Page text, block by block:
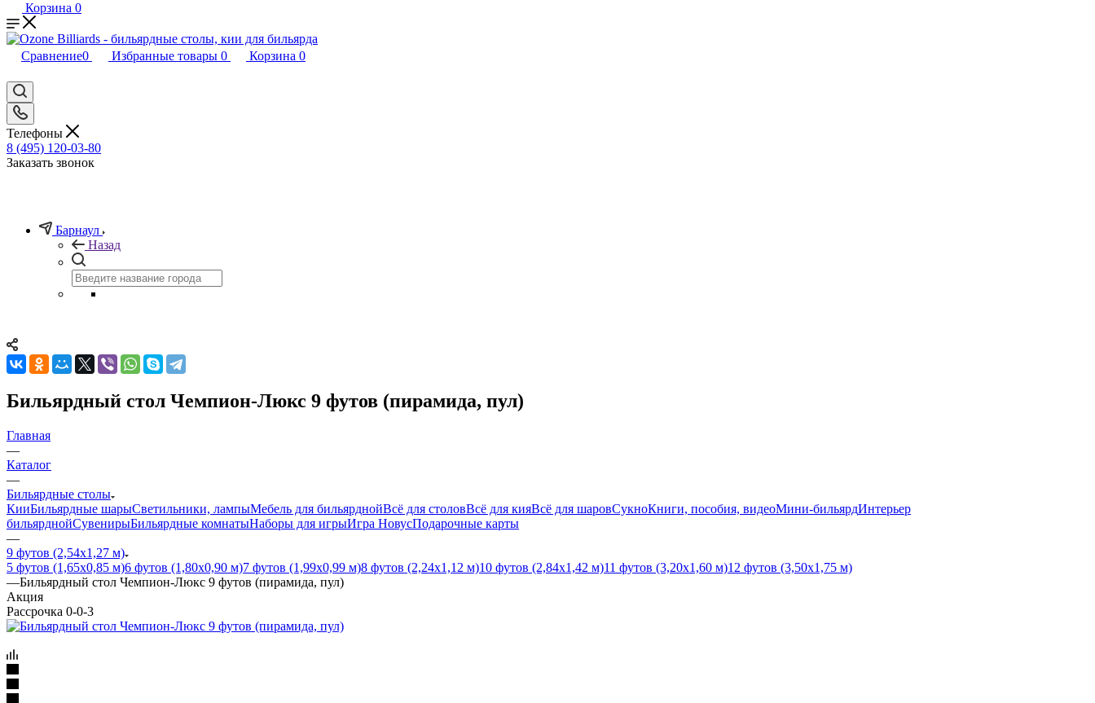
Корзина 0
Сравнение0 Избранные товары 0 Корзина 0
Телефоны
8 (495) 120-03-80
Заказать звонок
Барнаул
Назад
Бильярдный стол Чемпион-Люкс 9 футов (пирамида, пул)
Главная
—
Каталог
—
Бильярдные столы
КииБильярдные шарыСветильники, лампыМебель для бильярднойВсё для столовВсё для кияВсё для шаровСукноКниги, пособия, видеоМини-бильярдИнтерьер
бильярднойСувенирыБильярдные комнатыНаборы для игрыИгра НовусПодарочные карты
—
9 футов (2,54х1,27 м)
5 футов (1,65х0,85 м)6 футов (1,80х0,90 м)7 футов (1,99х0,99 м)8 футов (2,24х1,12 м)10 футов (2,84х1,42 м)11 футов (3,20х1,60 м)12 футов (3,50х1,75 м)
—Бильярдный стол Чемпион-Люкс 9 футов (пирамида, пул)
Акция
Рассрочка 0-0-3